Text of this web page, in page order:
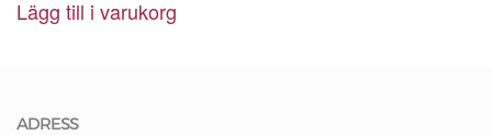
Lägg till i varukorg
ADRESS